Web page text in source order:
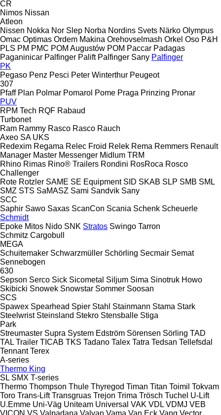
CR
Nimos Nissan
Atleon
Nissen Nokka Nor Slep Norba Nordins Svets Närko Olympus
Omac Optimas Ordem Makina Orehovselmash Orkel Oso P&H
PLS PM PMC POM Augustów POM Paccar Padagas
Paganinicar Palfinger Palift Palfinger Sany Palfinger
PK
Pegaso Penz Pesci Peter Winterthur Peugeot
307
Pfaff Plan Polmar Pomarol Pome Praga Prinzing Pronar
PUV
RPM Tech RQF Rabaud
Turbonet
Ram Rammy Rasco Rasco Rauch
Axeo SA UKS
Redexim Regama Relec Froid Relek Rema Remmers Renault
Manager Master Messenger Midlum TRM
Rhino Rimas Rino® Trailers Rondini RosRoca Rosco
Challenger
Rote Rotzler SAME SE Equipment SID SKAB SLP SMB SML
SMZ STS SaMASZ Sami Sandvik Sany
SCC
Saphir Sawo Saxas ScanCon Scania Schenk Scheuerle
Schmidt
Epoke Mitos Nido SNK Stratos Swingo Tarron
Schmitz Cargobull
MEGA
Schuitemaker Schwarzmüller Schörling Secmair Semat
Sennebogen
630
Sepson Serco Sick Sicometal Siljum Sima Sinotruk Howo
Skibicki Snowek Snowstar Sommer Soosan
SCS
Spawex Spearhead Spier Stahl Stainmann Stama Stark
Steelwrist Steinsland Stekro Stensballe Stiga
Park
Streumaster Supra System Edström Sörensen Sörling TAD
TAL Trailer TICAB TKS Tadano Talex Tatra Tedsan Tellefsdal
Tennant Terex
A-series
Thermo King
SL SMX T-series
Thermo Thompson Thule Thyregod Timan Titan Toimil Tokvam
Toro Trans-Lift Transgruas Trejon Trima Trösch Tuchel U-Lift
U.Emme Uni-Väg Uniteam Universal VAK VDL VDMJ VEB
VICON VS Valpadana Valvan Vama Van Eck Vang Vector